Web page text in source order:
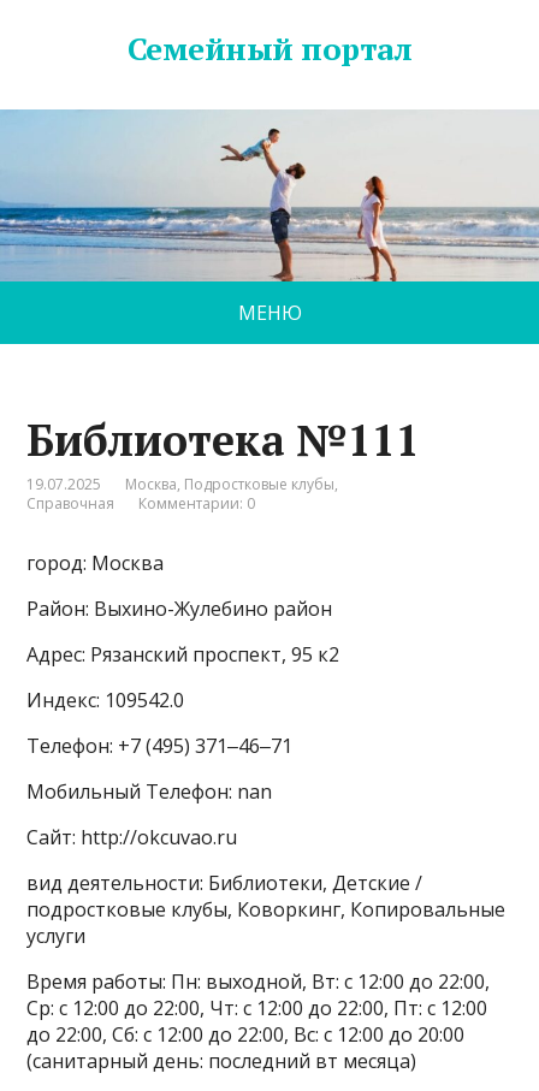
Семейный портал
МЕНЮ
Библиотека №111
19.07.2025 Москва, Подростковые клубы,
Справочная
Комментарии: 0
город: Москва
Район: Выхино-Жулебино район
Адрес: Рязанский проспект, 95 к2
Индекс: 109542.0
Телефон: +7 (495) 371‒46‒71
Мобильный Телефон: nan
Сайт: http://okcuvao.ru
вид деятельности: Библиотеки, Детские /
подростковые клубы, Коворкинг, Копировальные
услуги
Время работы: Пн: выходной, Вт: с 12:00 до 22:00,
Ср: с 12:00 до 22:00, Чт: с 12:00 до 22:00, Пт: с 12:00
до 22:00, Сб: с 12:00 до 22:00, Вс: с 12:00 до 20:00
(санитарный день: последний вт месяца)